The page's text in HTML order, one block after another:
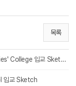
목록
2025년 가을학기 Cheltenham Ladies' College 입교 Sketch
입교 Sketch